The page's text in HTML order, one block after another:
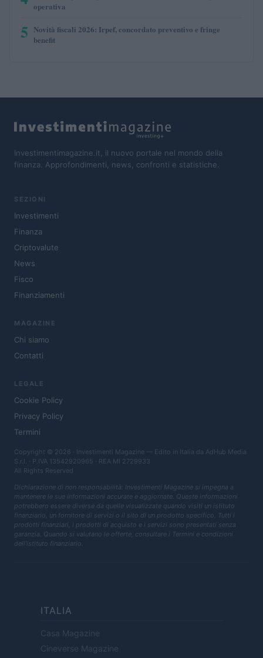
operativa
5 Novità fiscali 2026: Irpef, concordato preventivo e fringe
benefit
Investimentimagazine.it, il nuovo portale nel mondo della
finanza. Approfondimenti, news, confronti e statistiche.
SEZIONI
Investimenti
Finanza
Criptovalute
News
Fisco
Finanziamenti
MAGAZINE
Chi siamo
Contatti
LEGALE
Cookie Policy
Privacy Policy
Termini
Copyright © 2026 · Investimenti Magazine — Edito in Italia da AdHub Media
S.r.l. · P.IVA 13542920965 · REA MI 2729933
All Rights Reserved
Dichiarazione di non responsabilità: Investimenti Magazine si impegna a
mantenere le sue informazioni accurate e aggiornate. Queste informazioni
potrebbero essere diverse da quelle visualizzate quando visiti un istituto
finanziario, un fornitore di servizi o il sito di un prodotto specifico. Tutti i
prodotti finanziari, i prodotti di acquisto e i servizi sono presentati senza
garanzia. Quando si valutano le offerte, consultare i Termini e condizioni
dell'istituto finanziario.
ITALIA
Casa Magazine
Cineverse Magazine